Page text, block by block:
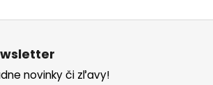
novinky či zľavy!